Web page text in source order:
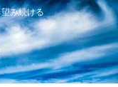
み続ける